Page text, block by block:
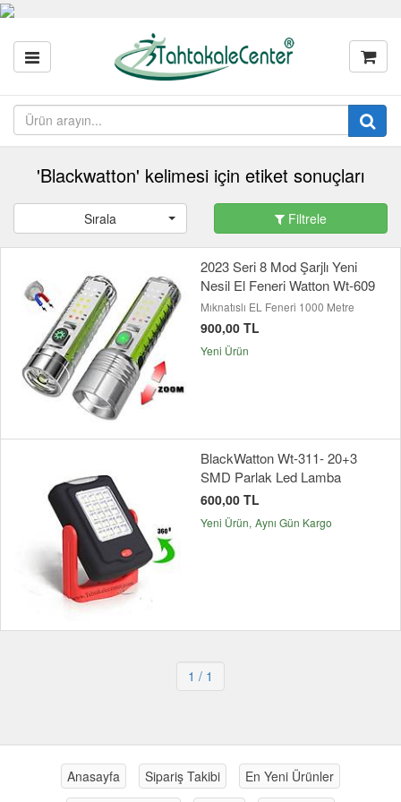
'Blackwatton' kelimesi için etiket sonuçları
Sırala Filtrele
2023 Seri 8 Mod Şarjlı Yeni
Nesil El Feneri Watton Wt-609
Mıknatıslı EL Feneri 1000 Metre
900,00 TL
Yeni Ürün
BlackWatton Wt-311- 20+3
SMD Parlak Led Lamba
600,00 TL
Yeni Ürün Aynı Gün Kargo
1 / 1
Anasayfa Sipariş Takibi
En Yeni Ürünler